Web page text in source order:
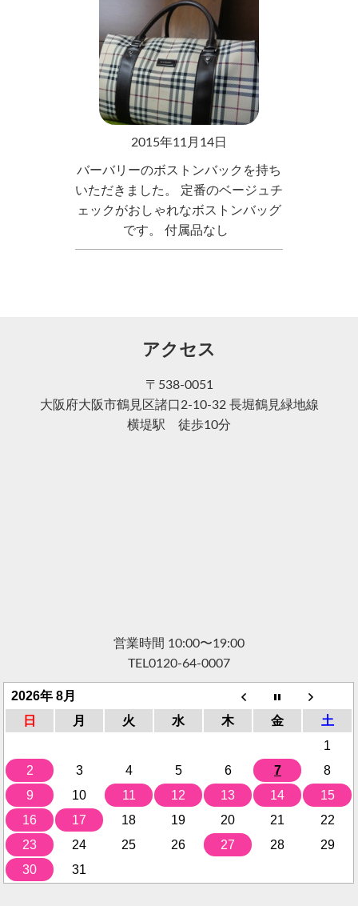
2015年11月14日
バーバリーのボストンバックを持ち
いただきました。 定番のベージュチ
ェックがおしゃれなボストンバッグ
です。 付属品なし
アクセス
〒538-0051
大阪府大阪市鶴見区諸口2-10-32 長堀鶴見緑地線
横堤駅 徒歩10分
営業時間 10:00〜19:00
TEL0120-64-0007
2026年 8月
日
月 火 水 木 金
土
1
2
3 4 5 6 7
8
9
10 11 12 13 14
15
16
17 18 19 20 21
22
23
24 25 26 27 28
29
30
31